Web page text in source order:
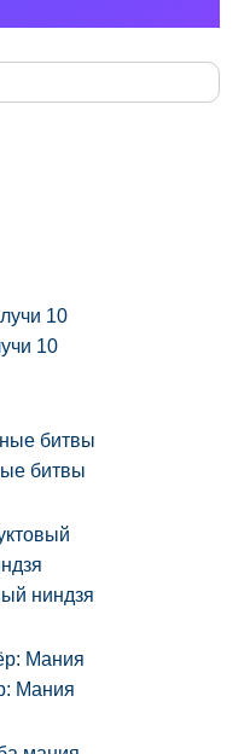
10
битвы
ниндзя
Мания